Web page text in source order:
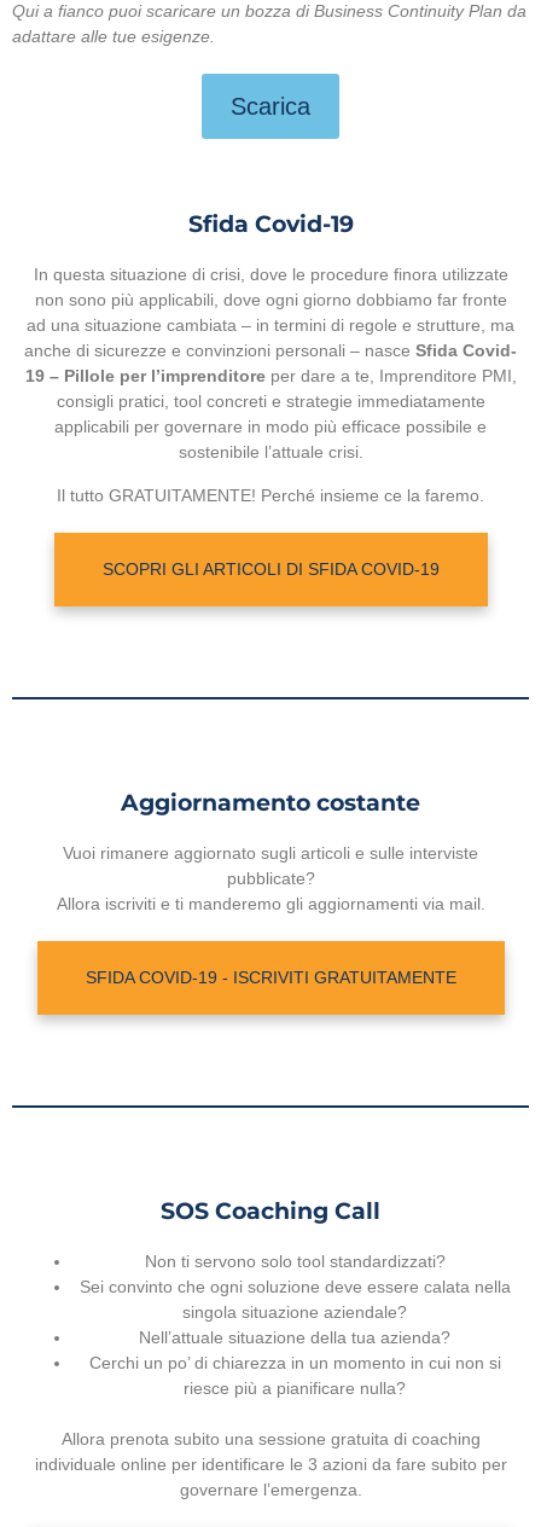
Qui a fianco puoi scaricare un bozza di Business Continuity Plan da
adattare alle tue esigenze.
Scarica
Sfida Covid-19
In questa situazione di crisi, dove le procedure finora utilizzate
non sono più applicabili, dove ogni giorno dobbiamo far fronte
ad una situazione cambiata – in termini di regole e strutture, ma
anche di sicurezze e convinzioni personali – nasce Sfida Covid-
19 – Pillole per l’imprenditoreper dare a te, Imprenditore PMI,
consigli pratici, tool concreti e strategie immediatamente
applicabili per governare in modo più efficace possibile e
sostenibile l’attuale crisi.
Il tutto GRATUITAMENTE! Perché insieme ce la faremo.
SCOPRI GLI ARTICOLI DI SFIDA COVID-19
Aggiornamento costante
Vuoi rimanere aggiornato sugli articoli e sulle interviste
pubblicate?
Allora iscriviti e ti manderemo gli aggiornamenti via mail.
SFIDA COVID-19 - ISCRIVITI GRATUITAMENTE
SOS Coaching Call
Non ti servono solo tool standardizzati?
Sei convinto che ogni soluzione deve essere calata nella
singola situazione aziendale?
Nell’attuale situazione della tua azienda?
Cerchi un po’ di chiarezza in un momento in cui non si
riesce più a pianificare nulla?
Allora prenota subito una sessione gratuita di coaching
individuale online per identificare le 3 azioni da fare subito per
governare l’emergenza.